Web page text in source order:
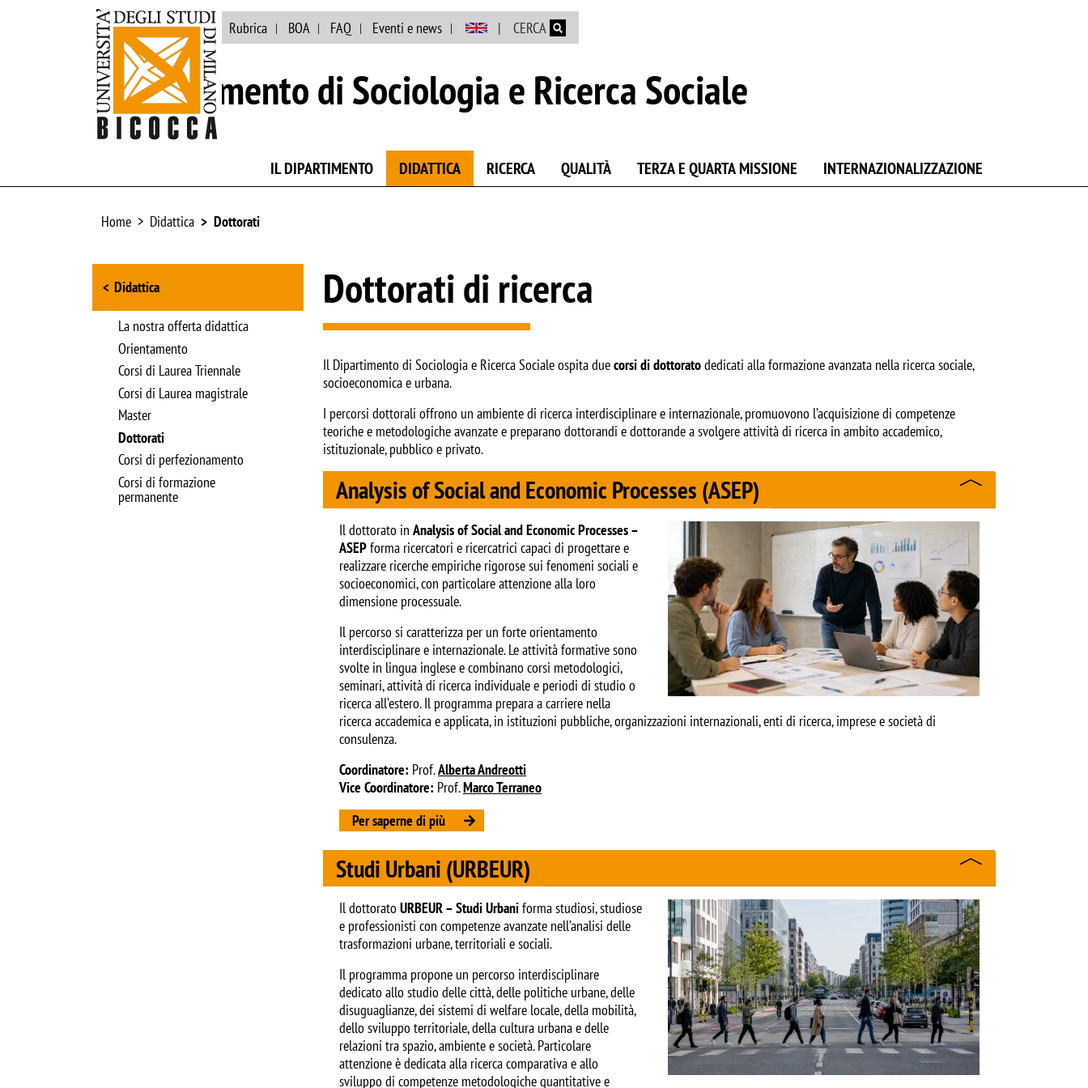
Salta al contenuto principale
Ateneo Biblioteca Rubrica BOA FAQ Eventi e news CERCA
Dipartimento di Sociologia e Ricerca Sociale
IL DIPARTIMENTO DIDATTICA RICERCA QUALITÀ TERZA E QUARTA MISSIONE INTERNAZIONALIZZAZIONE
Home Didattica Dottorati
Browse the section
Didattica
La nostra offerta didattica
Orientamento
Corsi di Laurea Triennale
Corsi di Laurea magistrale
Master
Dottorati
Corsi di perfezionamento
Corsi di formazione
permanente
Dottorati di ricerca
Il Dipartimento di Sociologia e Ricerca Sociale ospita duecorsi di dottoratodedicati alla formazione avanzata nella ricerca sociale,
socioeconomica e urbana.
I percorsi dottorali offrono un ambiente di ricerca interdisciplinare e internazionale, promuovono l’acquisizione di competenze
teoriche e metodologiche avanzate e preparano dottorandi e dottorande a svolgere attività di ricerca in ambito accademico,
istituzionale, pubblico e privato.
Analysis of Social and Economic Processes (ASEP)
Il dottorato in Analysis of Social and Economic Processes –
ASEPforma ricercatori e ricercatrici capaci di progettare e
realizzare ricerche empiriche rigorose sui fenomeni sociali e
socioeconomici, con particolare attenzione alla loro
dimensione processuale.
Il percorso si caratterizza per un forte orientamento
interdisciplinare e internazionale. Le attività formative sono
svolte in lingua inglese e combinano corsi metodologici,
seminari, attività di ricerca individuale e periodi di studio o
ricerca all’estero. Il programma prepara a carriere nella
ricerca accademica e applicata, in istituzioni pubbliche, organizzazioni internazionali, enti di ricerca, imprese e società di
consulenza.
Coordinatore: Prof.Alberta Andreotti
Vice Coordinatore: Prof.Marco Terraneo
Per saperne di più
Studi Urbani (URBEUR)
Image
Il dottoratoURBEUR – Studi Urbaniforma studiosi, studiose
e professionisti con competenze avanzate nell’analisi delle
trasformazioni urbane, territoriali e sociali.
Il programma propone un percorso interdisciplinare
dedicato allo studio delle città, delle politiche urbane, delle
disuguaglianze, dei sistemi di welfare locale, della mobilità,
dello sviluppo territoriale, della cultura urbana e delle
relazioni tra spazio, ambiente e società. Particolare
attenzione è dedicata alla ricerca comparativa e allo
sviluppo di competenze metodologiche quantitative e